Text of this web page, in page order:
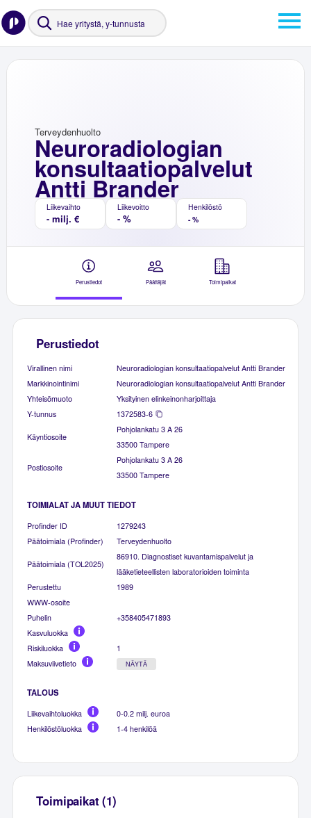
Neuroradiologian
konsultaatiopalvelut
Antti Brander
Terveydenhuolto
Liikevaihto
- milj. €
Liikevoitto
- %
Henkilöstö
- %
Perustiedot Päättäjät Toimipaikat
Perustiedot
Virallinen nimi
Neuroradiologian konsultaatiopalvelut Antti Brander
Markkinointinimi
Neuroradiologian konsultaatiopalvelut Antti Brander
Yhteisömuoto
Yksityinen elinkeinonharjoittaja
Y-tunnus
1372583-6
Käyntiosoite
Pohjolankatu 3 A 26
33500 Tampere
Postiosoite
Pohjolankatu 3 A 26
33500 Tampere
TOIMIALAT JA MUUT TIEDOT
Profinder ID
1279243
Päätoimiala (Profinder)
Terveydenhuolto
Päätoimiala (TOL2025)
86910. Diagnostiset kuvantamispalvelut ja
lääketieteellisten laboratorioiden toiminta
Perustettu
1989
WWW-osoite
Puhelin
+358405471893
Kasvuluokka
Riskiluokka
1
Maksuviivetieto
NÄYTÄ
TALOUS
Liikevaihtoluokka
0-0.2 milj. euroa
Henkilöstöluokka
1-4 henkilöä
Toimipaikat (1)